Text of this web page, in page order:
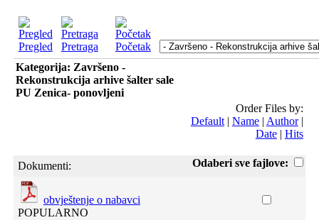
Pregled Pretraga
Početak
Kategorija: Završeno -
Rekonstrukcija arhive šalter sale
PU Zenica- ponovljeni
Order Files by:
Default| Name| Author|
Date| Hits
Odaberi sve fajlove:
Dokumenti:
obvještenje o nabavci
POPULARNO